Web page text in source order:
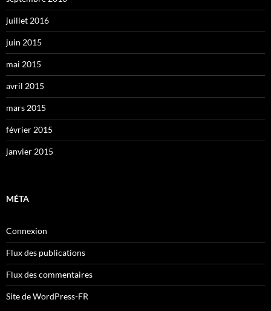
juillet 2016
juin 2015
mai 2015
avril 2015
mars 2015
février 2015
janvier 2015
MÉTA
Connexion
Flux des publications
Flux des commentaires
Site de WordPress-FR